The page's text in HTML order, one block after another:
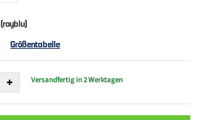
Größentabelle
Versandfertig in 2 Werktagen